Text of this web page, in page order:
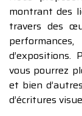
montrant des
travers des
vous pourrez
et bien
d’écritures